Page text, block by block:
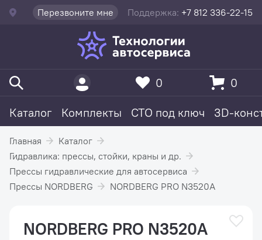
Перезвоните мне Поддержка: +7 812 336-22-15
Каталог Комплекты СТО под ключ 3D-
0 0
Главная
Каталог
Гидравлика: прессы, стойки, краны и др.
Прессы гидравлические для автосервиса
Прессы NORDBERG
NORDBERG PRO N3520A
NORDBERG PRO N3520A